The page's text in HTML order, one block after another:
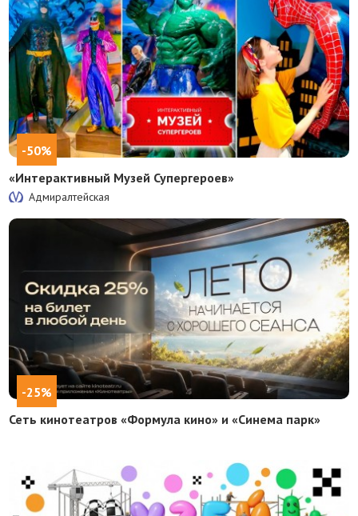
-50%
«Интерактивный Музей Супергероев»
Адмиралтейская
-25%
Сеть кинотеатров «Формула кино» и «Синема парк»